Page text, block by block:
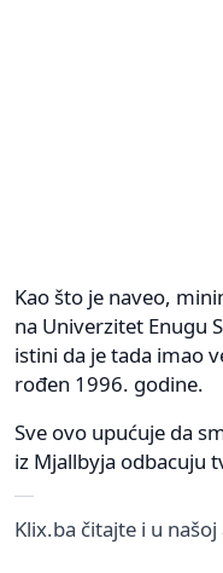
Kao što je naveo,
na Univerzitet Enugu
istini da je tada imao
rođen 1996. godine.
Sve ovo upućuje da
iz Mjallbyja odbacuju
Klix.ba čitajte i u našoj